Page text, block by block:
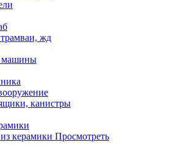
жд
машины
канистры
керамики Просмотреть